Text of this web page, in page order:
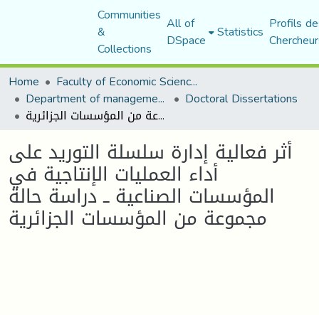
Communities
&
Collections
All of
DSpace Statistics Profils
Home
Faculty of Economic Sciences, Commerce and Management Sciences
Department of management sciences Doctoral Dissertations
أثر فعالية إدارة سلسلة التوريد على أداء العمليات الإنتاجية في المؤسسات الصناعية ــ دراسة حالة مجموعة من المؤسسات الجزائرية
أثر فعالية إدارة سلسلة التوريد على
أداء العمليات الإنتاجية في
المؤسسات الصناعية ــ دراسة حالة
مجموعة من المؤسسات الجزائرية